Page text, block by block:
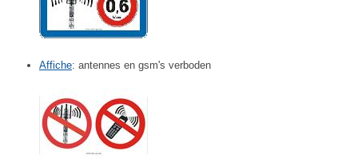
Affiche: antennes en gsm's verboden